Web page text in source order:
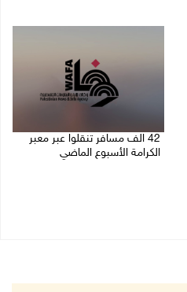
42 الف مسافر تنقلوا عبر معبر
الكرامة الأسبوع الماضي